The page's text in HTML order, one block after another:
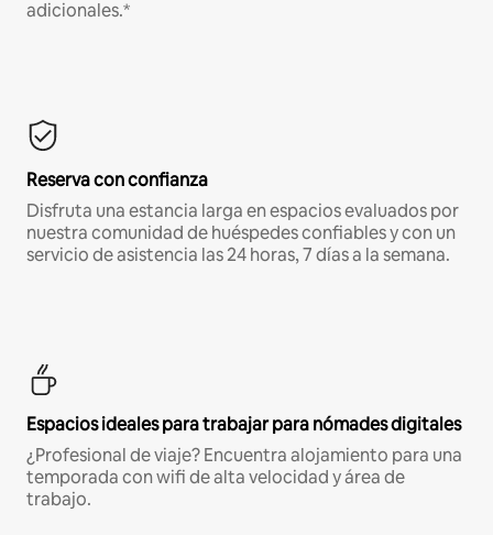
adicionales.*
Reserva con confianza
Disfruta una estancia larga en espacios evaluados por
nuestra comunidad de huéspedes confiables y con un
servicio de asistencia las 24 horas, 7 días a la semana.
Espacios ideales para trabajar para nómades digitales
¿Profesional de viaje? Encuentra alojamiento para una
temporada con wifi de alta velocidad y área de
trabajo.